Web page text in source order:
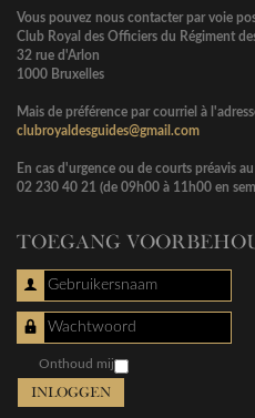
Vous pouvez nous contacter par voie
Club Royal des Officiers du Régiment
32 rue d'Arlon
1000 Bruxelles
Mais de préférence par courriel à
clubroyaldesguides@gmail.com
En cas d'urgence ou de courts préavis
02 230 40 21 (de 09h00 à 11h00 en
TOEGANG
Gebruikersnaam
Wachtwoord
Onthoud mij
INLOGGEN